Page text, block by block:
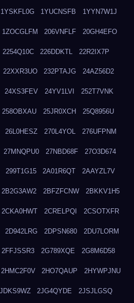
1YSKFL0G 1YUCNSFB 1YYN7W1J
1ZOCGLFM 206VNFLF 20GH4EFO
2254Q10C 226DDKTL 22R2IX7P
22XXR3UO 232PTAJG 24AZ56D2
24XS3FEV 24YV1LVI 252T7VNK
258OBXAU 25JR0XCH 25Q8956U
26L0HESZ 270L4YOL 276UFPNM
27MNQPU0 27NBD68F 27O3D674
299T1G15 2A01R6QT 2AAYZL7V
2B2G3AW2 2BFZFCNW 2BKKV1H5
2CKA0HWT 2CRELPQI 2CSOTXFR
2D942LRG 2DPSN680 2DU7LORM
2FFJSSR3 2G789XQE 2G8M6D58
2HMC2F0V 2HO7QAUP 2HYWPJNU
2JG4QYDE 2JSJLGSQ